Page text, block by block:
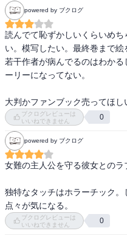
powered by ブクログ
読んでて恥ずかしいくらいめ
い。模写したい。最終巻まで絵
若干作者が病んでるのはわか
ーリーになってない。
大判かファンブック売ってほし
ブクログレビューは
いいねできません
0
powered by ブクログ
女難の主人公を守る彼女とのラ
独特なタッチはホラーチック。
点々が気になる。
ブクログレビューは
いいねできません
0